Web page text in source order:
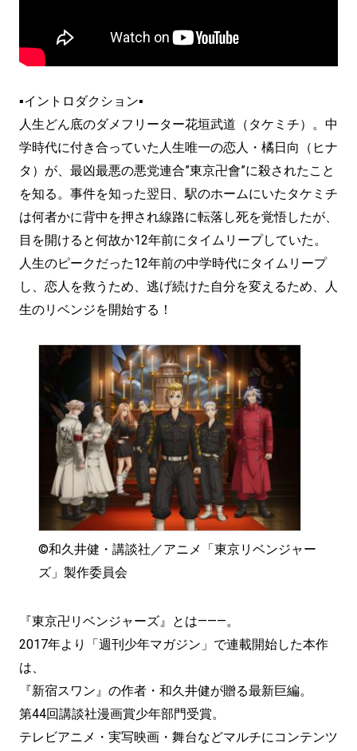
▪イントロダクション▪
人生どん底のダメフリーター花垣武道（タケミチ）。中
学時代に付き合っていた人生唯一の恋人・橘日向（ヒナ
タ）が、最凶最悪の悪党連合”東京卍會”に殺されたこと
を知る。事件を知った翌日、駅のホームにいたタケミチ
は何者かに背中を押され線路に転落し死を覚悟したが、
目を開けると何故か12年前にタイムリープしていた。
人生のピークだった12年前の中学時代にタイムリープ
し、恋人を救うため、逃げ続けた自分を変えるため、人
生のリベンジを開始する！
©和久井健・講談社／アニメ「東京リベンジャー
ズ」製作委員会
『東京卍リベンジャーズ』とは———。
2017年より「週刊少年マガジン」で連載開始した本作
は、
『新宿スワン』の作者・和久井健が贈る最新巨編。
第44回講談社漫画賞少年部門受賞。
テレビアニメ・実写映画・舞台などマルチにコンテンツ